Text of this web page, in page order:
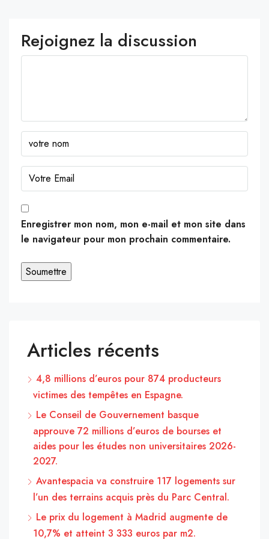
Rejoignez la discussion
Enregistrer mon nom, mon e-mail et mon site dans
le navigateur pour mon prochain commentaire.
Articles récents
4,8 millions d’euros pour 874 producteurs
victimes des tempêtes en Espagne.
Le Conseil de Gouvernement basque
approuve 72 millions d’euros de bourses et
aides pour les études non universitaires 2026-
2027.
Avantespacia va construire 117 logements sur
l’un des terrains acquis près du Parc Central.
Le prix du logement à Madrid augmente de
10,7% et atteint 3 333 euros par m2.